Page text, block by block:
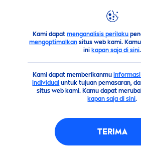
Kami dapatmenganalisis perilaku
mengoptimalkansitus web kami.
ini kapan saja di sini.
Kami dapat memberikanmu
individual untuk tujuan pemasaran,
situs web kami. Kamu dapat
kapan saja di sini.
TERIMA
Sekilas Produk Kami Krim Kami